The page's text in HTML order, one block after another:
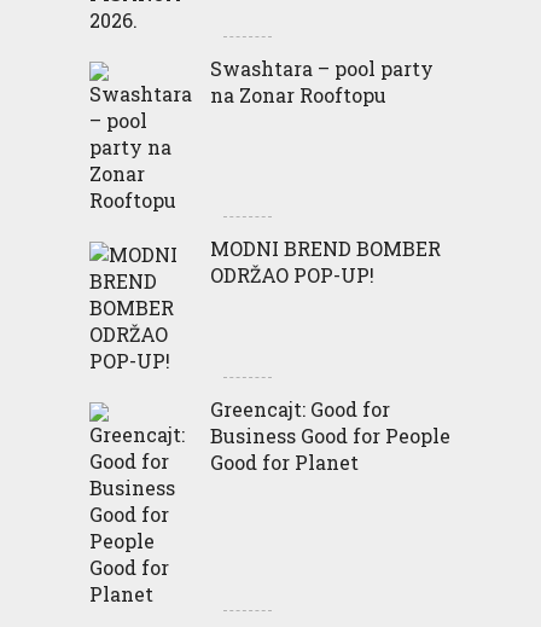
Swashtara – pool party
na Zonar Rooftopu
MODNI BREND BOMBER
ODRŽAO POP-UP!
Greencajt: Good for
Business Good for People
Good for Planet